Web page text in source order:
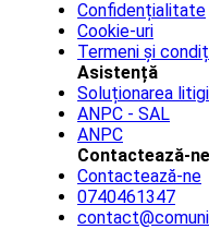
Confidențialitate
Cookie-uri
Termeni și
Asistență
Soluționarea
ANPC - SAL
ANPC
Contactează-ne
Contactează-ne
0740461347